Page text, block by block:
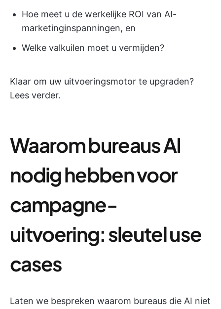
Hoe meet u de werkelijke ROI van AI-
marketinginspanningen, en
Welke valkuilen moet u vermijden?
Klaar om uw uitvoeringsmotor te upgraden?
Lees verder.
Waarom bureaus AI
nodig hebben voor
campagne-
uitvoering: sleutel use
cases
Laten we bespreken waarom bureaus die AI niet